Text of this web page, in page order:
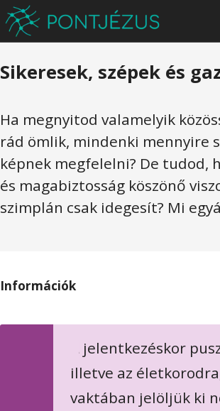
Sikeresek, szépek és
Ha megnyitod valamelyik
rád ömlik, mindenki mennyire
képnek megfelelni? De tudod,
és magabiztosság köszönő
szimplán csak idegesít? Mi
Információk
A jelentkezéskor
illetve az
vaktában jelöljük ki